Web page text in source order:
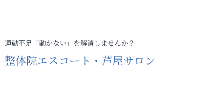
運動不足「動かない」を解消しませんか？
整体院エスコート・芦屋サロン